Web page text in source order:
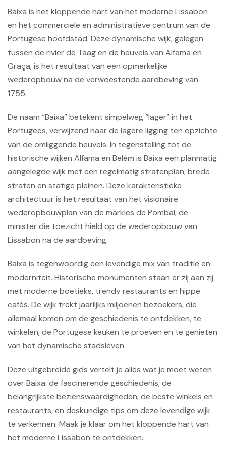
Baixa is het kloppende hart van het moderne Lissabon
en het commerciële en administratieve centrum van de
Portugese hoofdstad. Deze dynamische wijk, gelegen
tussen de rivier de Taag en de heuvels van Alfama en
Graça, is het resultaat van een opmerkelijke
wederopbouw na de verwoestende aardbeving van
1755.
De naam “Baixa” betekent simpelweg “lager” in het
Portugees, verwijzend naar de lagere ligging ten opzichte
van de omliggende heuvels. In tegenstelling tot de
historische wijken Alfama en Belém is Baixa een planmatig
aangelegde wijk met een regelmatig stratenplan, brede
straten en statige pleinen. Deze karakteristieke
architectuur is het resultaat van het visionaire
wederopbouwplan van de markies de Pombal, de
minister die toezicht hield op de wederopbouw van
Lissabon na de aardbeving.
Baixa is tegenwoordig een levendige mix van traditie en
moderniteit. Historische monumenten staan ​​er zij aan zij
met moderne boetieks, trendy restaurants en hippe
cafés. De wijk trekt jaarlijks miljoenen bezoekers, die
allemaal komen om de geschiedenis te ontdekken, te
winkelen, de Portugese keuken te proeven en te genieten
van het dynamische stadsleven.
Deze uitgebreide gids vertelt je alles wat je moet weten
over Baixa: de fascinerende geschiedenis, de
belangrijkste bezienswaardigheden, de beste winkels en
restaurants, en deskundige tips om deze levendige wijk
te verkennen. Maak je klaar om het kloppende hart van
het moderne Lissabon te ontdekken.